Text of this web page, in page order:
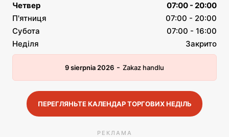
Четвер
07:00 - 20:00
П'ятниця
07:00 - 20:00
Субота
07:00 - 16:00
Неділя
Закрито
9 sierpnia 2026 - Zakaz handlu
ПЕРЕГЛЯНЬТЕ КАЛЕНДАР ТОРГОВИХ НЕДІЛЬ
РЕКЛАМА